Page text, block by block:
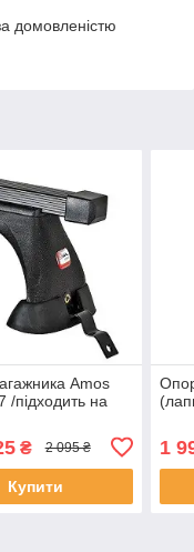
домовленістю
Amos
/підходить на
₴ 2 095 ₴
Купити
1